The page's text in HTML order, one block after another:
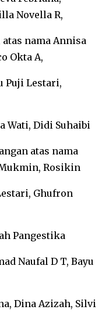
Novella R,
nama Annisa
Okta A,
Puji Lestari,
Wati, Didi Suhaibi
atas nama
Rosikin
Ghufron
Pangestika
Naufal D T, Bayu
Dina Azizah, Silvi